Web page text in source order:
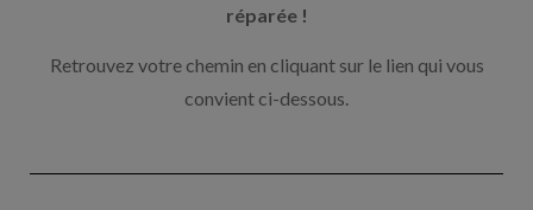
réparée !
Retrouvez votre chemin en cliquant sur le lien qui vous
convient ci-dessous.